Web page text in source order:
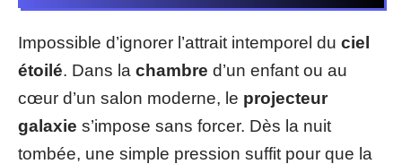
Impossible d’ignorer l’attrait intemporel du ciel
étoilé. Dans la chambre d’un enfant ou au
cœur d’un salon moderne, le projecteur
galaxie s’impose sans forcer. Dès la nuit
tombée, une simple pression suffit pour que la